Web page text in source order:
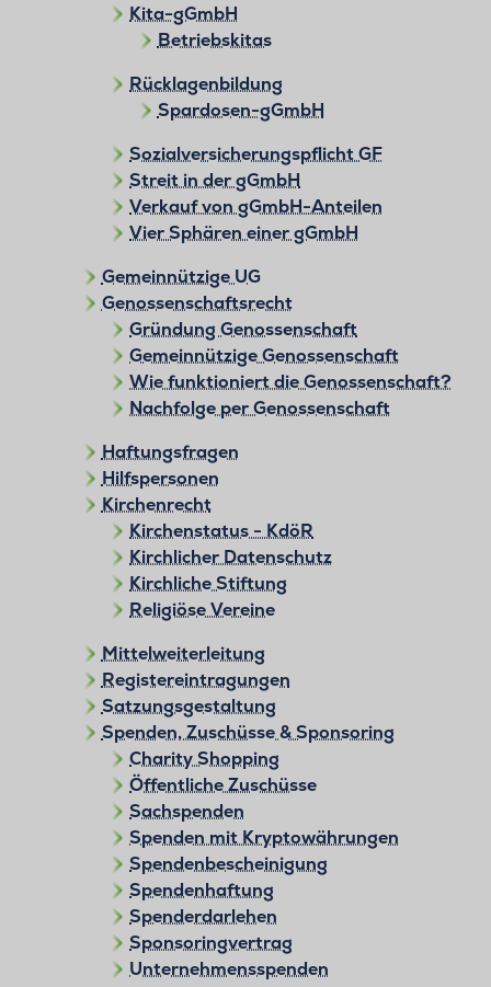
Kita-gGmbH
Betriebskitas
Rücklagenbildung
Spardosen-gGmbH
Sozialversicherungspflicht GF
Streit in der gGmbH
Verkauf von gGmbH-Anteilen
Vier Sphären einer gGmbH
Gemeinnützige UG
Genossenschaftsrecht
Gründung Genossenschaft
Gemeinnützige Genossenschaft
Wie funktioniert die Genossenschaft?
Nachfolge per Genossenschaft
Haftungsfragen
Hilfspersonen
Kirchenrecht
Kirchenstatus - KdöR
Kirchlicher Datenschutz
Kirchliche Stiftung
Religiöse Vereine
Mittelweiterleitung
Registereintragungen
Satzungsgestaltung
Spenden, Zuschüsse & Sponsoring
Charity Shopping
Öffentliche Zuschüsse
Sachspenden
Spenden mit Kryptowährungen
Spendenbescheinigung
Spendenhaftung
Spenderdarlehen
Sponsoringvertrag
Unternehmensspenden